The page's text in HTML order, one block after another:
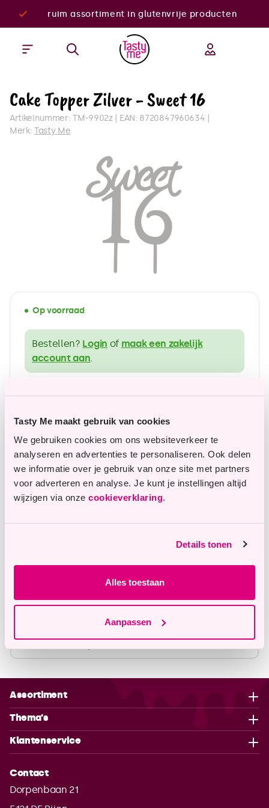
Tasty Me maakt gebruik van cookies
We gebruiken cookies om ons websiteverkeer te
analyseren en advertenties te personaliseren. Ook delen
we informatie over je gebruik van onze site met partners
voor adverteren en analyse. Je kunt je instellingen altijd
wijzigen via onze cookieverklaring.
Details tonen
Alles toestaan
Aanpassen
ruim assortiment in glutenvrije producten
Cake Topper Zilver - Sweet 16
Artikelnummer:TM-9902z EAN: 8720847960634
Merk:Tasty Me
Op voorraad
Bestellen? Login of maak een zakelijk
account aan
ruim assortiment in glutenvrije producten
Betaalbare topkwaliteit
Vragen of opmerkingen?
Onze klantenservice staat je graag te woord en
Omschrijving
Specificaties
Assortiment
Thema's
Klantenservice
Contact
Dorpenbaan 21